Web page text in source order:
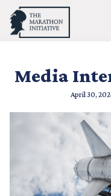
Media
April 30,